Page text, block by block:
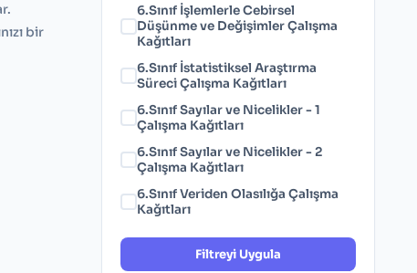
bir
6.Sınıf İşlemlerle Cebirsel
Düşünme ve Değişimler Çalışma
Kağıtları
6.Sınıf İstatistiksel Araştırma
Süreci Çalışma Kağıtları
6.Sınıf Sayılar ve Nicelikler - 1
Çalışma Kağıtları
6.Sınıf Sayılar ve Nicelikler - 2
Çalışma Kağıtları
6.Sınıf Veriden Olasılığa Çalışma
Kağıtları
Filtreyi Uygula